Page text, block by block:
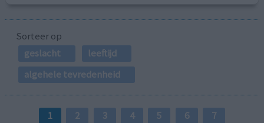
Sorteer op
geslacht
leeftijd
algehele tevredenheid
1 2 3 4 5 6 7